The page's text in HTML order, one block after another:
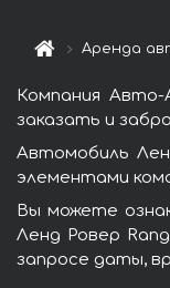
Аренда
Компания
заказать и
Автомобиль
элементами
Вы можете
Ленд Ровер
запросе даты,